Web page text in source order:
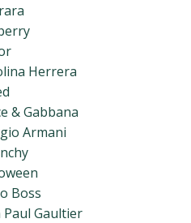
Herrera
& Gabbana
Armani
Boss
Paul Gaultier